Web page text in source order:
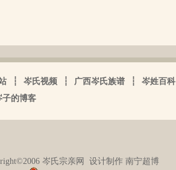
┆ 岑氏视频 ┆ 广西岑氏族谱 ┆ 岑姓百科
子的博客
岑氏宗亲网 设计制作 南宁超博